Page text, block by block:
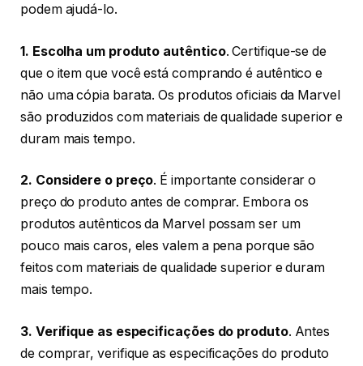
podem ajudá-lo.
1. Escolha um produto autêntico. Certifique-se de
que o item que você está comprando é autêntico e
não uma cópia barata. Os produtos oficiais da Marvel
são produzidos com materiais de qualidade superior e
duram mais tempo.
2. Considere o preço. É importante considerar o
preço do produto antes de comprar. Embora os
produtos autênticos da Marvel possam ser um
pouco mais caros, eles valem a pena porque são
feitos com materiais de qualidade superior e duram
mais tempo.
3. Verifique as especificações do produto. Antes
de comprar, verifique as especificações do produto